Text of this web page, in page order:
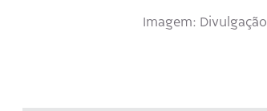
Imagem: Divulgação